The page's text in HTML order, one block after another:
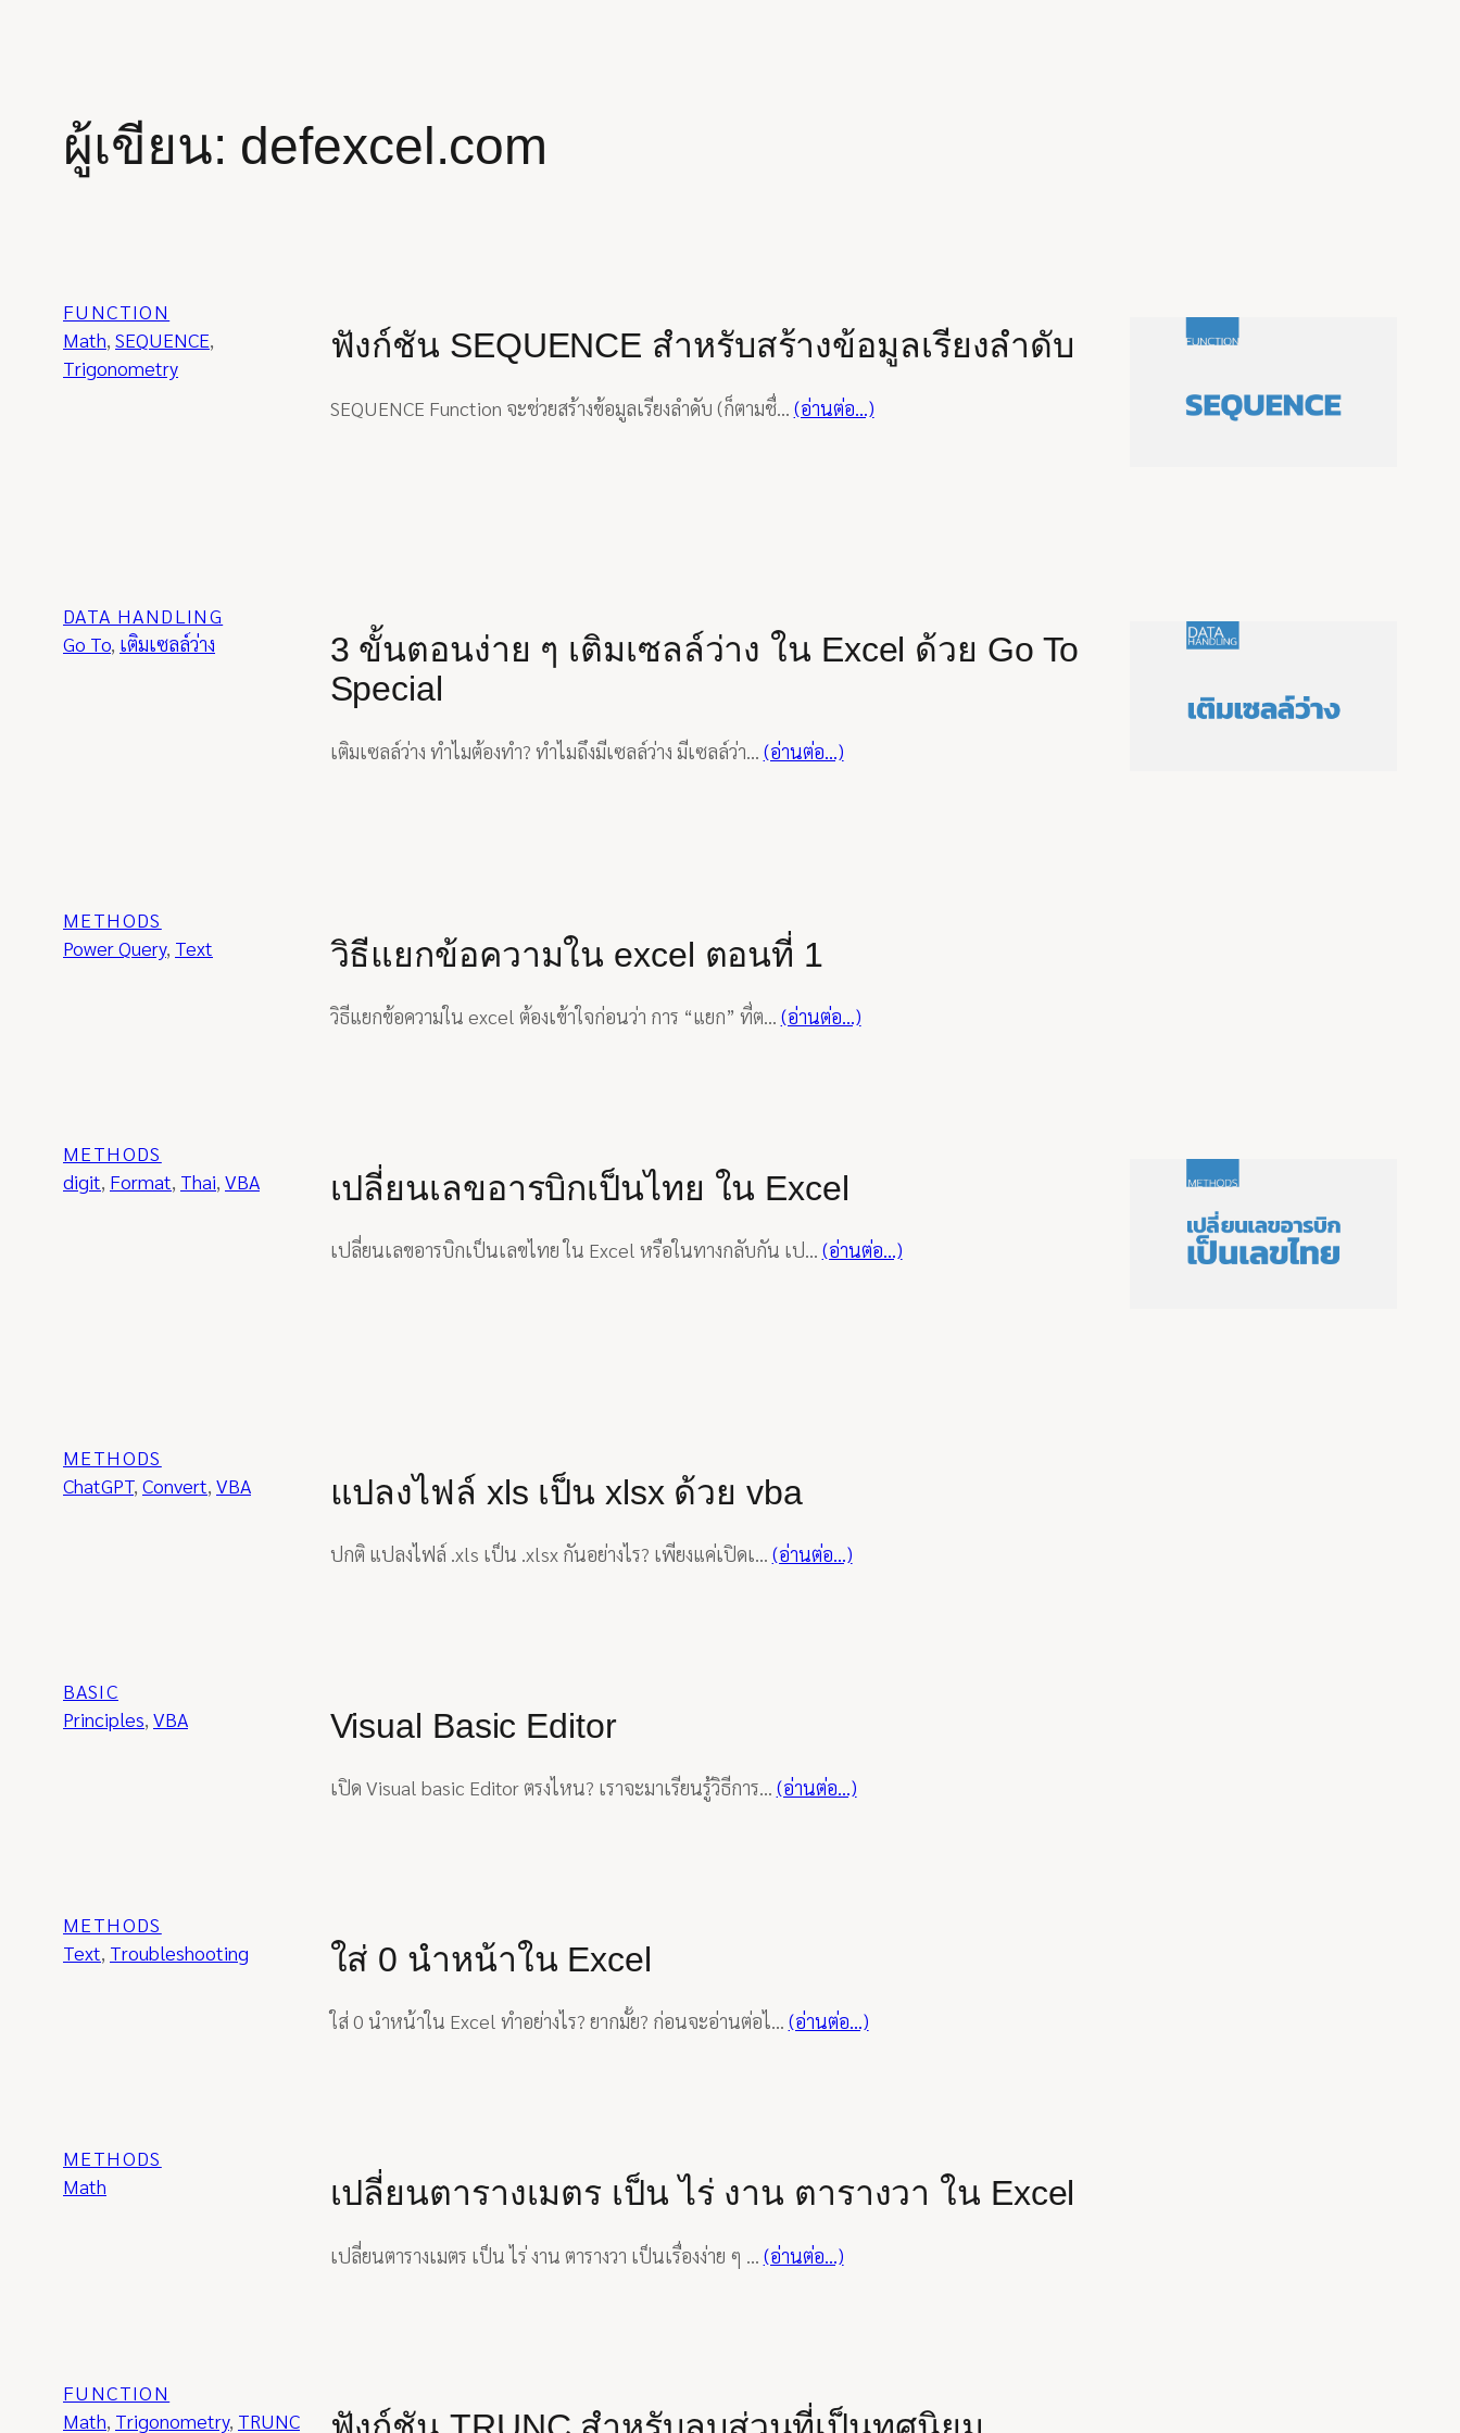
ผู้เขียน: defexcel.com
FUNCTION
Math, SEQUENCE
Trigonometry
ฟังก์ชัน SEQUENCE สำหรับสร้างข้อมูลเรียงลำดับ
SEQUENCE Function จะช่วยสร้างข้อมูลเรียงลำดับ (ก็ตามชื่… (อ่านต่อ…)
DATA HANDLING
Go To, เติมเซลล์ว่าง
3 ขั้นตอนง่าย ๆ เติมเซลล์ว่าง ใน Excel ด้วย Go To
Special
เติมเซลล์ว่าง ทำไมต้องทำ? ทำไมถึงมีเซลล์ว่าง มีเซลล์ว่า… (อ่านต่อ…)
METHODS
Power Query, Text วิธีแยกข้อความใน excel ตอนที่ 1
วิธีแยกข้อความใน excel ต้องเข้าใจก่อนว่า การ “แยก” ที่ต… (อ่านต่อ…)
METHODS
digit, Format, Thai, VBA เปลี่ยนเลขอารบิกเป็นไทย ใน Excel
เปลี่ยนเลขอารบิกเป็นเลขไทย ใน Excel หรือในทางกลับกัน เป… (อ่านต่อ…)
METHODS
ChatGPT, Convert, VBA แปลงไฟล์ xls เป็น xlsx ด้วย vba
ปกติ แปลงไฟล์ .xls เป็น .xlsx กันอย่างไร? เพียงแค่เปิดเ… (อ่านต่อ…)
BASIC
Principles, VBA Visual Basic Editor
เปิด Visual basic Editor ตรงไหน? เราจะมาเรียนรู้วิธีการ… (อ่านต่อ…)
METHODS
Text, Troubleshooting ใส่ 0 นำหน้าใน Excel
ใส่ 0 นำหน้าใน Excel ทำอย่างไร? ยากมั้ย? ก่อนจะอ่านต่อไ… (อ่านต่อ…)
METHODS
Math
เปลี่ยนตารางเมตร เป็น ไร่ งาน ตารางวา ใน Excel
เปลี่ยนตารางเมตร เป็น ไร่ งาน ตารางวา เป็นเรื่องง่าย ๆ … (อ่านต่อ…)
FUNCTION
Math Trigonometry, TRUNC